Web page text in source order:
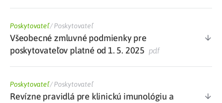
Poskytovateľ/Poskytovateľ
Všeobecné zmluvné podmienky pre
poskytovateľov platné od 1. 5. 2025 pdf
Poskytovateľ/Poskytovateľ
Revízne pravidlá pre klinickú imunológiu a